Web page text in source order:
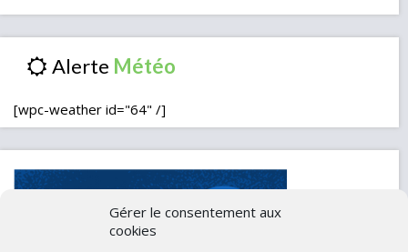
Gérer le consentement aux
cookies
Alerte
[wpc-weather id="64" /]